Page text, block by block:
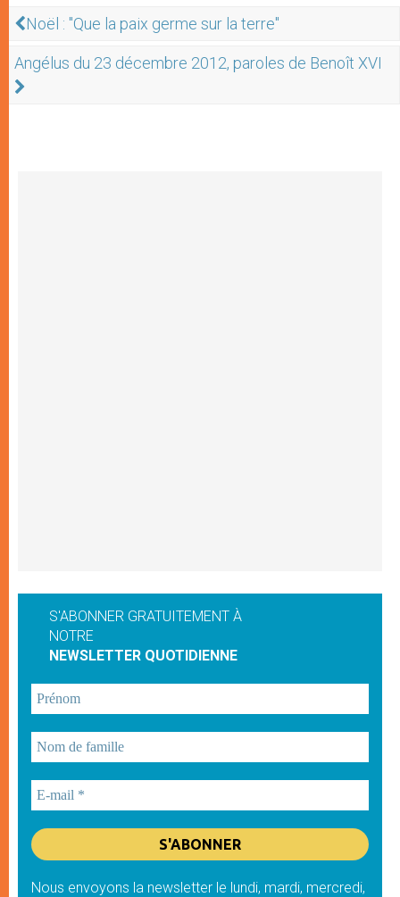
Noël : "Que la paix germe sur la terre"
Angélus du 23 décembre 2012, paroles de Benoît XVI
S'ABONNER GRATUITEMENT À
NOTRE
NEWSLETTER QUOTIDIENNE
Nous envoyons la newsletter le lundi, mardi, mercredi,